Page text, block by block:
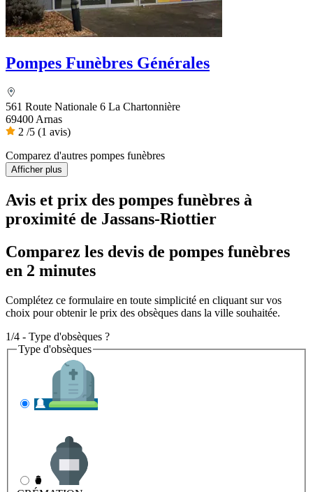
Pompes Funèbres Générales
561 Route Nationale 6 La Chartonnière
69400 Arnas
2 /5 (1 avis)
Comparez d'autres pompes funèbres
Afficher plus
Avis et prix des pompes funèbres à
proximité de Jassans-Riottier
Comparez les devis de pompes funèbres
en 2 minutes
Complétez ce formulaire en toute simplicité en cliquant sur vos
choix pour obtenir le prix des obsèques dans la ville souhaitée.
1/4 - Type d'obsèques ?
Type d'obsèques